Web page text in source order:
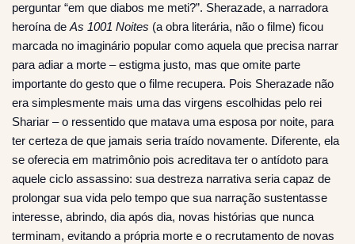
perguntar “em que diabos me meti?”. Sherazade, a narradora
heroína de As 1001 Noites (a obra literária, não o filme) ficou
marcada no imaginário popular como aquela que precisa narrar
para adiar a morte – estigma justo, mas que omite parte
importante do gesto que o filme recupera. Pois Sherazade não
era simplesmente mais uma das virgens escolhidas pelo rei
Shariar – o ressentido que matava uma esposa por noite, para
ter certeza de que jamais seria traído novamente. Diferente, ela
se oferecia em matrimônio pois acreditava ter o antídoto para
aquele ciclo assassino: sua destreza narrativa seria capaz de
prolongar sua vida pelo tempo que sua narração sustentasse
interesse, abrindo, dia após dia, novas histórias que nunca
terminam, evitando a própria morte e o recrutamento de novas